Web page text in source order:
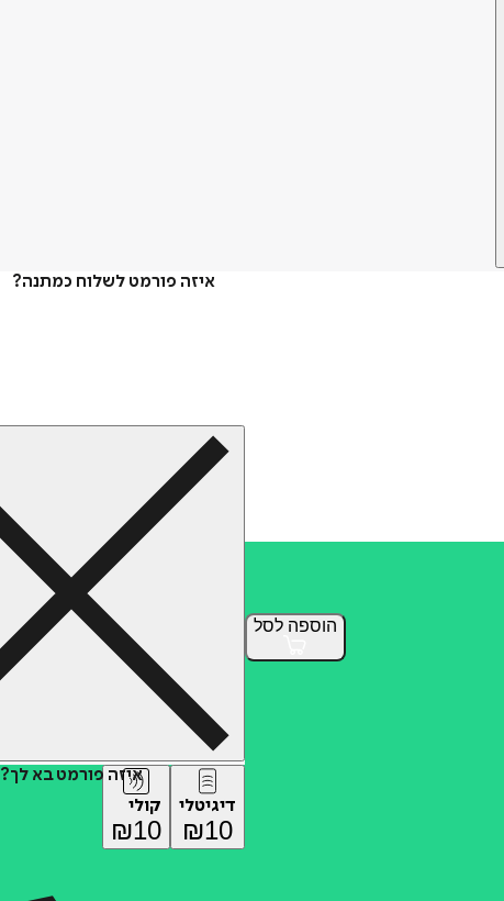
איזה פורמט לשלוח כמתנה?
הוספה לסל
איזה פורמט בא לך?
דיגיטלי
₪10
קולי
₪10